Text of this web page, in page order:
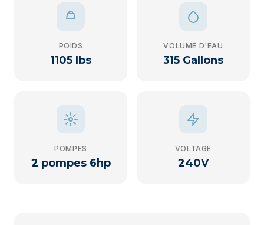
POIDS
1105 lbs
VOLUME D'EAU
315 Gallons
POMPES
2 pompes 6hp
VOLTAGE
240V